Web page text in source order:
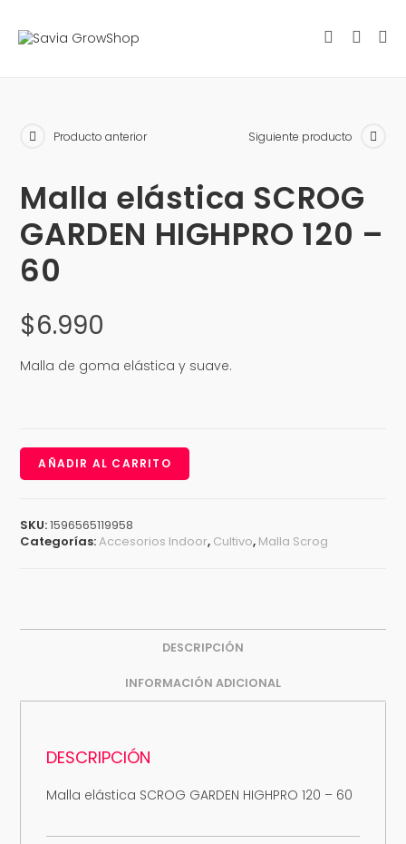
Producto anterior Siguiente producto
Malla elástica SCROG
GARDEN HIGHPRO 120 –
60
$6.990
Malla de goma elástica y suave.
AÑADIR AL CARRITO
SKU:1596565119958
Categorías:Accesorios Indoor, Cultivo, Malla Scrog
DESCRIPCIÓN
INFORMACIÓN ADICIONAL
DESCRIPCIÓN
Malla elástica SCROG GARDEN HIGHPRO 120 – 60